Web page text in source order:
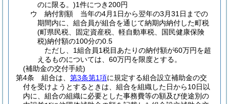
のに限る。)1件につき200円
ウ
納付割額 当年の4月1日から翌年の3月31日までの
期間内に、組合員が組合を通じて納期内納付した町税
(町県民税、固定資産税、軽自動車税、国民健康保険
税)納付額の100分の0.5
ただし、1組合員1税目あたりの納付額が60万円を超
えるものについては、60万円を限度とする。
(補助金の交付手続)
第4条
組合は、 第3条第1項に規定する組合設立補助金の交
付を受けようとするときは、組合を組織した日から10日以
内に、組合の組織に必要とした事務費等の額及び使途別の